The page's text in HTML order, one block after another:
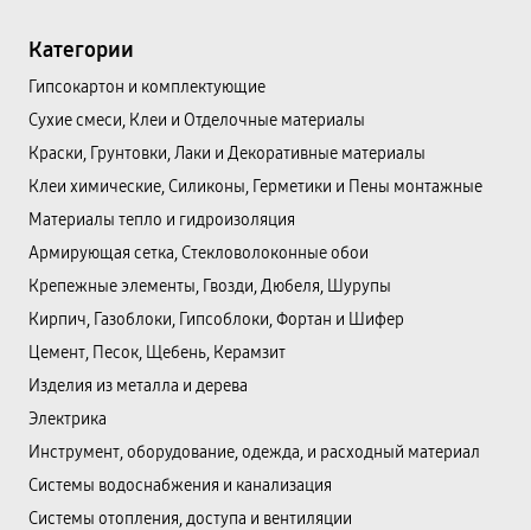
Категории
Гипсокартон и комплектующие
Сухие смеси, Клеи и Отделочные материалы
Краски, Грунтовки, Лаки и Декоративные материалы
Клеи химические, Силиконы, Герметики и Пены монтажные
Материалы тепло и гидроизоляция
Армирующая сетка, Стекловолоконные обои
Крепежные элементы, Гвозди, Дюбеля, Шурупы
Кирпич, Газоблоки, Гипсоблоки, Фортан и Шифер
Цемент, Песок, Щебень, Керамзит
Изделия из металла и дерева
Электрика
Инструмент, оборудование, одежда, и расходный материал
Системы водоснабжения и канализация
Системы отопления, доступа и вентиляции